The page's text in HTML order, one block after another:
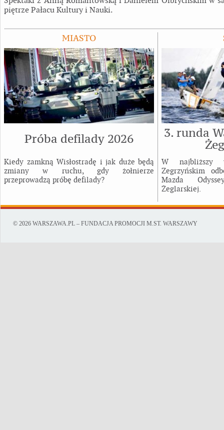
piętrze Pałacu Kultury i Nauki.
MIASTO
Próba defilady 2026
Kiedy zamkną Wisłostradę i jak duże będą
zmiany w ruchu, gdy żołnierze
przeprowadzą próbę defilady?
3. runda
W najbliższy
Zegrzyńskim
Mazda
Żeglarskiej.
© 2026 WARSZAWA.PL – FUNDACJA PROMOCJI M.ST. WARSZAWY